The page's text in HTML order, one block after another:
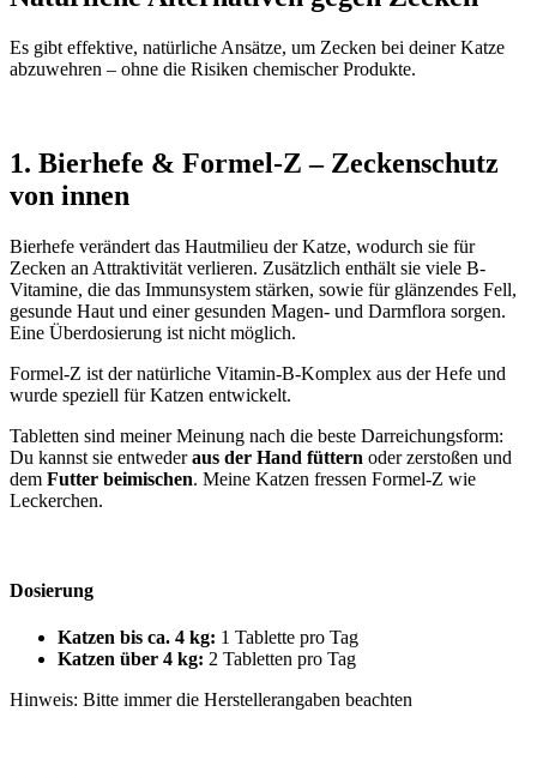
Es gibt effektive, natürliche Ansätze, um Zecken bei deiner Katze
abzuwehren – ohne die Risiken chemischer Produkte.
1. Bierhefe & Formel-Z – Zeckenschutz
von innen
Bierhefe verändert das Hautmilieu der Katze, wodurch sie für
Zecken an Attraktivität verlieren. Zusätzlich enthält sie viele B-
Vitamine, die das Immunsystem stärken, sowie für glänzendes Fell,
gesunde Haut und einer gesunden Magen- und Darmflora sorgen.
Eine Überdosierung ist nicht möglich.
Formel-Z ist der natürliche Vitamin-B-Komplex aus der Hefe und
wurde speziell für Katzen entwickelt.
Tabletten sind meiner Meinung nach die beste Darreichungsform:
Du kannst sie entwederaus der Hand füttern oder zerstoßen und
dem Futter beimischen. Meine Katzen fressen Formel-Z wie
Leckerchen.
Dosierung
Katzen bis ca. 4 kg: 1 Tablette pro Tag
Katzen über 4 kg: 2 Tabletten pro Tag
Hinweis: Bitte immer die Herstellerangaben beachten